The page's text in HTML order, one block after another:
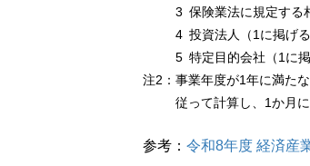
3 保険業法に規定する
4 投資法人（1に掲げる
5 特定目的会社（1に掲
注2： 事業年度が1年に満た
従って計算し、1か月
参考： 令和8年度 経済産